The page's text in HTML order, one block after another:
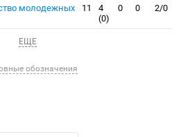
молодежных
11
4
(0)
0 0 2/0
ЕЩЕ
обозначения